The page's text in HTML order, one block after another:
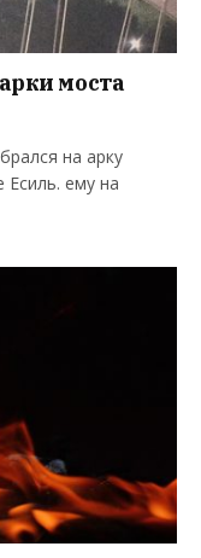
моста
на арку
Есиль. ему на